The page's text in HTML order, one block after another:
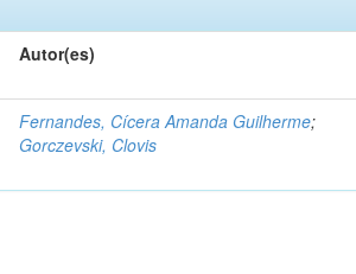
Autor(es)
Fernandes, Cícera Amanda Guilherme;
Gorczevski, Clovis